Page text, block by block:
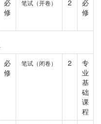
必
修
笔试（开卷） 2
必
修
必
修
笔试（闭卷） 2
专
业
基
础
课
程